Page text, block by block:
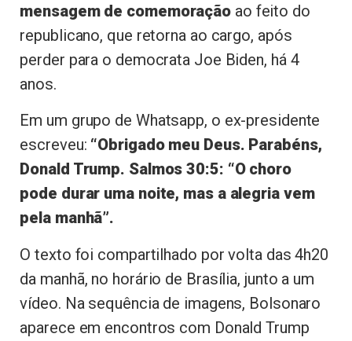
mensagem de comemoração ao feito do
republicano, que retorna ao cargo, após
perder para o democrata Joe Biden, há 4
anos.
Em um grupo de Whatsapp, o ex-presidente
escreveu: “Obrigado meu Deus. Parabéns,
Donald Trump. Salmos 30:5: “O choro
pode durar uma noite, mas a alegria vem
pela manhã”.
O texto foi compartilhado por volta das 4h20
da manhã, no horário de Brasília, junto a um
vídeo. Na sequência de imagens, Bolsonaro
aparece em encontros com Donald Trump